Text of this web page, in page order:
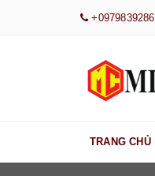
+0979839286
TRANG CHỦ